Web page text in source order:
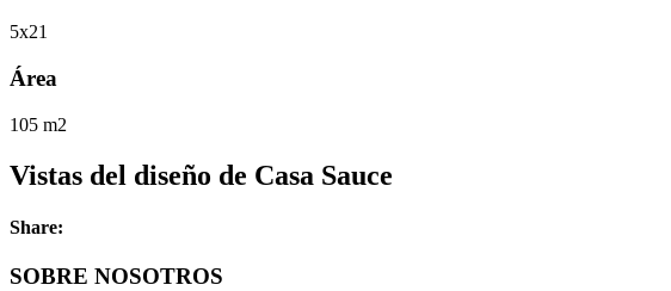
5x21
Área
105 m2
Vistas del diseño de Casa Sauce
Share:
SOBRE NOSOTROS